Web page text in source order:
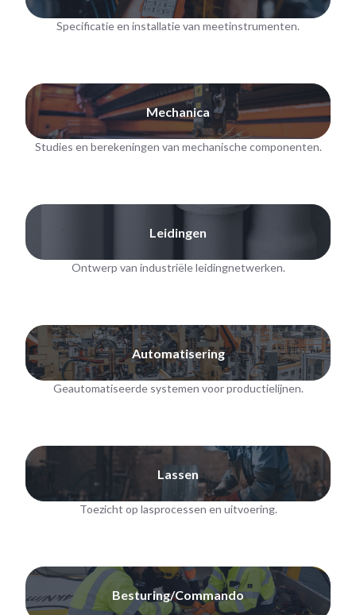
Specificatie en installatie van meetinstrumenten.
Mechanica
Studies en berekeningen van mechanische componenten.
Leidingen
Ontwerp van industriële leidingnetwerken.
Automatisering
Geautomatiseerde systemen voor productielijnen.
Lassen
Toezicht op lasprocessen en uitvoering.
Besturing/Commando